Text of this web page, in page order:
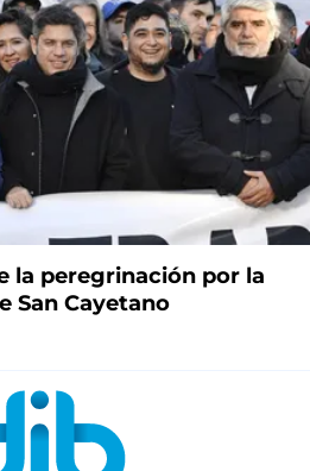
la peregrinación por la
San Cayetano